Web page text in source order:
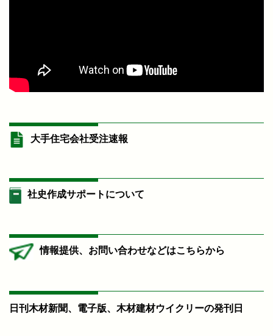
大手住宅会社受注速報
社史作成サポートについて
情報提供、お問い合わせなどはこちらから
日刊木材新聞、電子版、木材建材ウイクリーの発刊日